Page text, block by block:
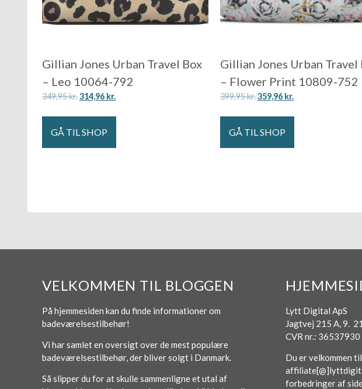
Gillian Jones Urban Travel Box
– Leo 10064-792
349,95kr.314,96 kr.
GÅ TIL SHOP
Gillian Jones Urban Travel
– Flower Print 10809-752
399,95kr.359,96 kr.
GÅ TIL SHOP
VELKOMMEN TIL BLOGGEN
På hjemmesiden kan du finde informationer om
badeværelsestilbehør!
Vi har samlet en oversigt over de mest populære
badeværelsestilbehør, der bliver solgt i Danmark.
Så slipper du for at skulle sammenligne et utal af
Lytt Digital ApS
Jagtvej 215 A, 9.
CVR nr.: 36537930
Du er velkommen
forbedringer af